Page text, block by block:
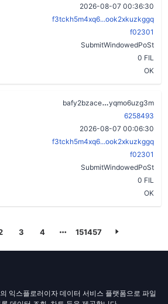
2026-08-07 00:36:30
f3tckh5m4xq6...ook2xkuzkggq
f02301
SubmitWindowedPoSt
0 FIL
OK
bafy2bzace
yqmo6uzg3m
6258493
2026-08-07 00:06:30
f3tckh5m4xq6...ook2xkuzkggq
f02301
SubmitWindowedPoSt
0 FIL
OK
3 4 151457
익스플로러이자 데이터 서비스 플랫폼으로 파일